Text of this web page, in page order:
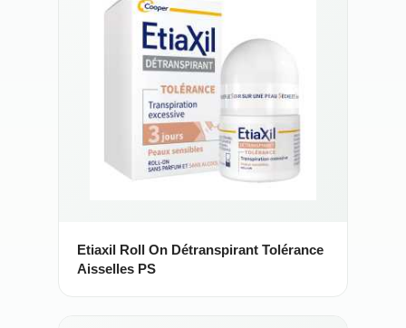
Etiaxil Roll On Détranspirant Tolérance
Aisselles PS